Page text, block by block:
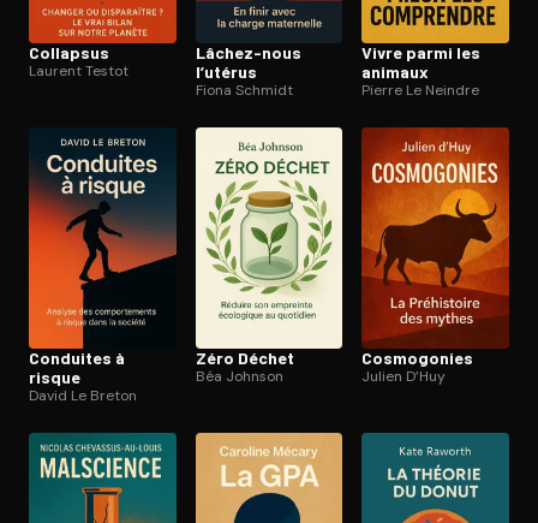
Collapsus
Laurent Testot
Lâchez-nous
l’utérus
Fiona Schmidt
Vivre parmi les
animaux
Pierre Le Neindre
Conduites à
risque
David Le Breton
Zéro Déchet
Béa Johnson
Cosmogonies
Julien D’Huy